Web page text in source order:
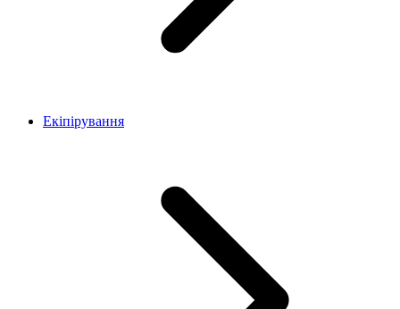
Екіпірування